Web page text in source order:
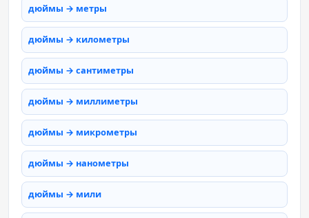
дюймы → метры
дюймы → километры
дюймы → сантиметры
дюймы → миллиметры
дюймы → микрометры
дюймы → нанометры
дюймы → мили